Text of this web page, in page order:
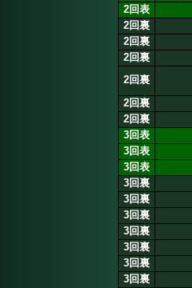
2回表
2回裏
2回裏
2回裏
2回裏
2回裏
2回裏
3回表
3回表
3回表
3回裏
3回裏
3回裏
3回裏
3回裏
3回裏
3回裏